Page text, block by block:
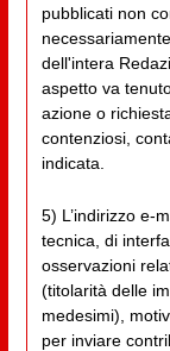
pubblicati non
dell'intera
aspetto va
azione o
contenziosi,
indicata.
5) L’indirizzo e-
tecnica, di
osservazioni
(titolarità delle
medesimi),
per inviare